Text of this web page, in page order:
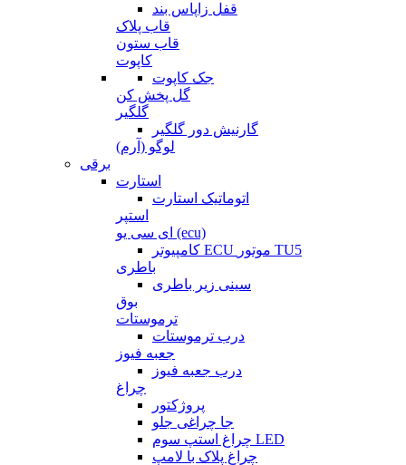
قفل زاپاس بند
قاب پلاک
قاب ستون
کاپوت
جک کاپوت
گل پخش کن
گلگیر
گارنیش دور گلگیر
لوگو (آرم)
برقی
استارت
اتوماتیک استارت
استپر
ای سی یو (ecu)
کامپیوتر ECU موتور TU5
باطری
سینی زیر باطری
بوق
ترموستات
درب ترموستات
جعبه فیوز
درب جعبه فیوز
چراغ
پروژکتور
جا چراغی جلو
چراغ استپ سوم LED
چراغ پلاک با لامپ